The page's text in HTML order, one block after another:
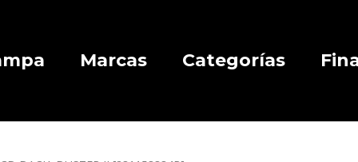
Marcas Categorías